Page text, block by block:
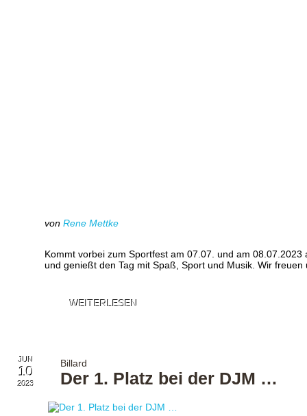
von Rene Mettke
Kommt vorbei zum Sportfest am 07.07. und am 08.07.2023
und genießt den Tag mit Spaß, Sport und Musik. Wir
WEITERLESEN
JUN
10
2023
Billard
Der 1. Platz bei der DJM …